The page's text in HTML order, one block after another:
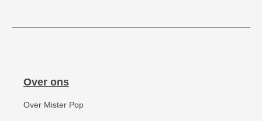
Over ons
Over Mister Pop